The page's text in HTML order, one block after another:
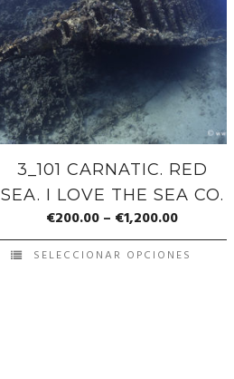
3_101 CARNATIC. RED
SEA. I LOVE THE SEA CO.
€200.00– €1,200.00
SELECCIONAR OPCIONES